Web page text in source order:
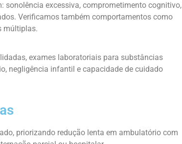
excessiva, comprometimento cognitivo,
Verificamos também comportamentos como
múltiplas.
exames laboratoriais para substâncias
negligência infantil e capacidade de cuidado
priorizando redução lenta em ambulatório com